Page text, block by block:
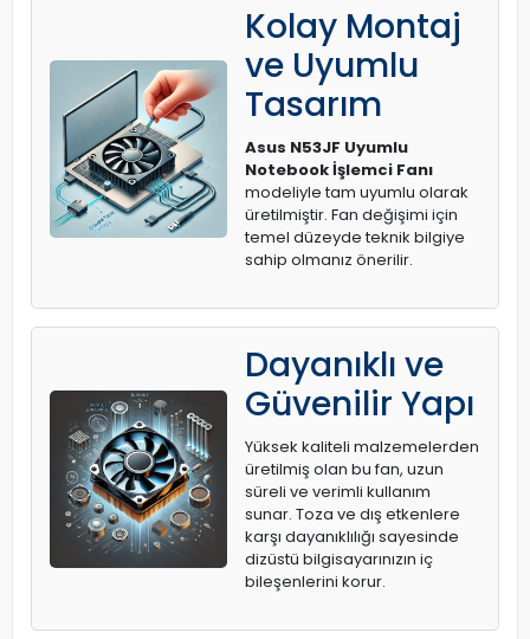
Kolay Montaj
ve Uyumlu
Tasarım
Asus N53JF Uyumlu
Notebook İşlemci Fanı
modeliyle tam uyumlu olarak
üretilmiştir. Fan değişimi için
temel düzeyde teknik bilgiye
sahip olmanız önerilir.
Dayanıklı ve
Güvenilir Yapı
Yüksek kaliteli malzemelerden
üretilmiş olan bu fan, uzun
süreli ve verimli kullanım
sunar. Toza ve dış etkenlere
karşı dayanıklılığı sayesinde
dizüstü bilgisayarınızın iç
bileşenlerini korur.